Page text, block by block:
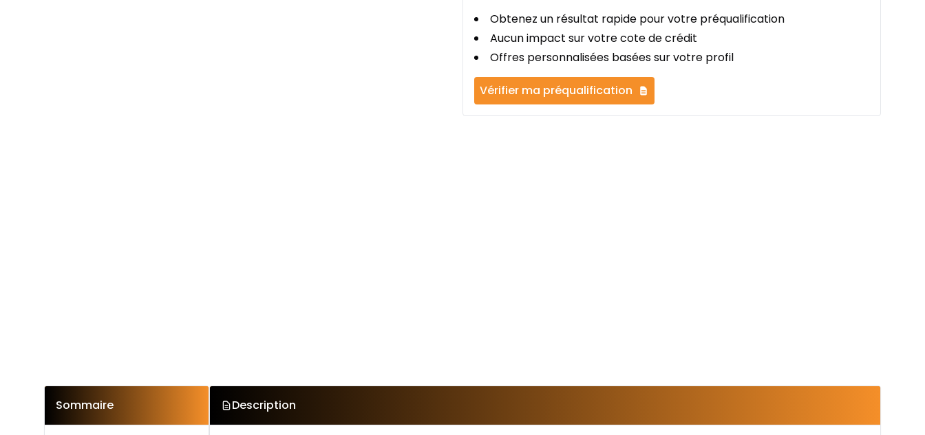
Obtenez un résultat rapide pour votre préqualification
Aucun impact sur votre cote de crédit
Offres personnalisées basées sur votre profil
Vérifier ma préqualification
Sommaire Description